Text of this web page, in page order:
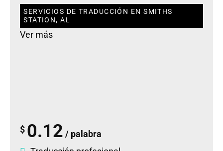
SERVICIOS DE TRADUCCIÓN EN SMITHS
STATION, AL
Ver más
$ 0.12 / palabra